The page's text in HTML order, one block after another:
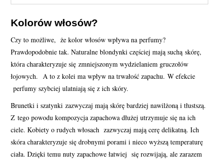
Kolorów włosów?
Czy to możliwe, że kolor włosów wpływa na perfumy?
Prawdopodobnie tak. Naturalne blondynki częściej mają suchą skórę,
która charakteryzuje się zmniejszonym wydzielaniem gruczołów
łojowych. A to z kolei ma wpływ na trwałość zapachu. W efekcie
perfumy szybciej ulatniają się z ich skóry.
Brunetki i szatynki zazwyczaj mają skórę bardziej nawilżoną i tłustszą.
Z tego powodu kompozycja zapachowa dłużej utrzymuje się na ich
ciele. Kobiety o rudych włosach zazwyczaj mają cerę delikatną. Ich
skóra charakteryzuje się drobnymi porami i nieco wyższą temperaturę
ciała. Dzięki temu nuty zapachowe łatwiej się rozwijają, ale zarazem